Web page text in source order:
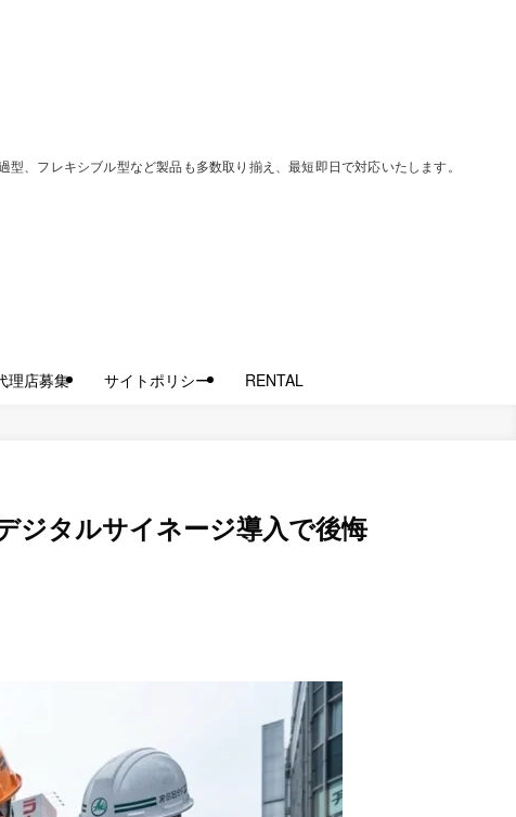
、フレキシブル型など製品も多数取り揃え、最短即日で対応いたします。
理店募集 サイトポリシー RENTAL
ジタルサイネージ導入で後悔